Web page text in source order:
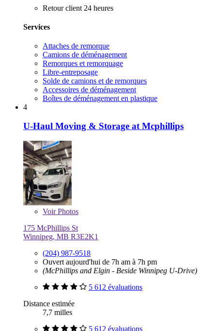
Retour client 24 heures
Services
Attaches de remorque
Camions de déménagement
Remorques et remorquage
Libre-entreposage
Solde de camions et de remorques
Accessoires de déménagement
Boîtes de déménagement en plastique
4
U-Haul Moving & Storage at Mcphillips
VoirPhotos
175 McPhillips St
Winnipeg, MB R3E2K1
(204) 987-9518
Ouvert aujourd'hui de 7h am à 7h pm
(McPhillips and Elgin - Beside Winnipeg U-Drive)
5 612 évaluations
Distance estimée
7,7 milles
5 612 évaluations